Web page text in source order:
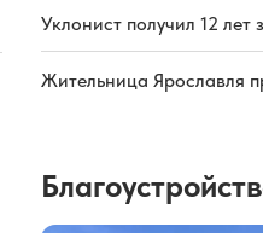
Уклонист получил 12 лет
Жительница Ярославля